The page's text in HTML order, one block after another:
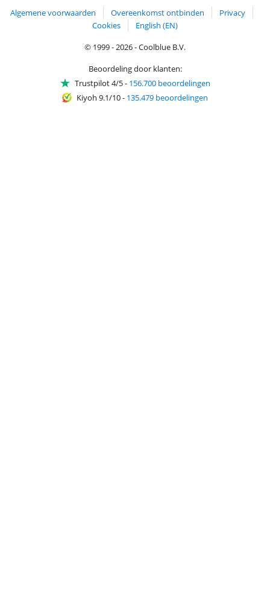
Algemene voorwaarden Overeenkomst ontbinden
Privacy
Cookies
English (EN)
© 1999 - 2026 - Coolblue B.V.
Beoordeling door klanten:
Trustpilot 4/5- 156.700 beoordelingen
Kiyoh 9.1/10- 135.479 beoordelingen